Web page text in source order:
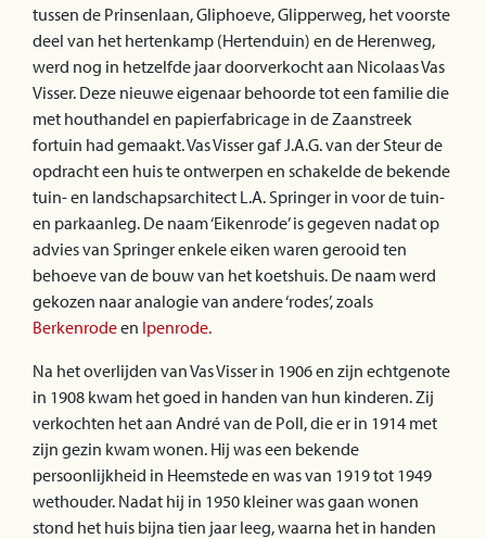
tussen de Prinsenlaan, Gliphoeve, Glipperweg, het voorste
deel van het hertenkamp (Hertenduin) en de Herenweg,
werd nog in hetzelfde jaar doorverkocht aan Nicolaas Vas
Visser. Deze nieuwe eigenaar behoorde tot een familie die
met houthandel en papierfabricage in de Zaanstreek
fortuin had gemaakt. Vas Visser gaf J.A.G. van der Steur de
opdracht een huis te ontwerpen en schakelde de bekende
tuin- en landschapsarchitect L.A. Springer in voor de tuin-
en parkaanleg. De naam ‘Eikenrode’ is gegeven nadat op
advies van Springer enkele eiken waren gerooid ten
behoeve van de bouw van het koetshuis. De naam werd
gekozen naar analogie van andere ‘rodes’, zoals
Berkenrodeen Ipenrode.
Na het overlijden van Vas Visser in 1906 en zijn echtgenote
in 1908 kwam het goed in handen van hun kinderen. Zij
verkochten het aan André van de Poll, die er in 1914 met
zijn gezin kwam wonen. Hij was een bekende
persoonlijkheid in Heemstede en was van 1919 tot 1949
wethouder. Nadat hij in 1950 kleiner was gaan wonen
stond het huis bijna tien jaar leeg, waarna het in handen